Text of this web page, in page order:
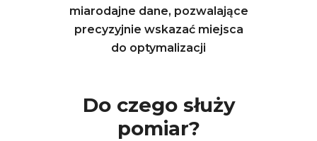
miarodajne dane, pozwalające
precyzyjnie wskazać miejsca
do optymalizacji
Do czego służy
pomiar?